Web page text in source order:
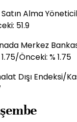
Alma
51.9
Merkez
Önceki: % 1.75
Dışı Endeksi/